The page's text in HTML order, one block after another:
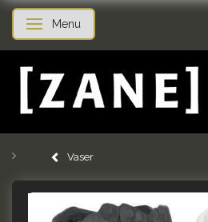
Skifte navigation
Menu
Vaser